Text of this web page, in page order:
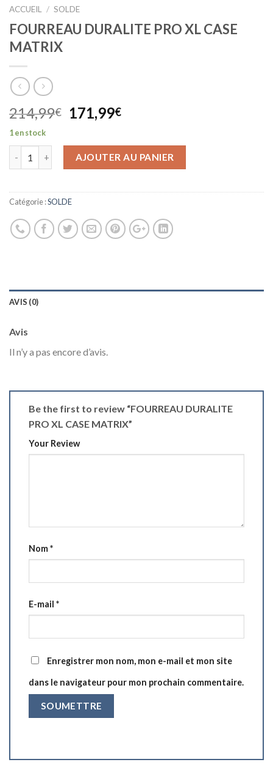
ACCUEIL / SOLDE
FOURREAU DURALITE PRO XL CASE
MATRIX
214,99€
Le
initial
était :
214,99€.
171,99€Le
actuel
est :
171,99€.
1 en stock
AJOUTER AU PANIER
Catégorie :SOLDE
AVIS (0)
Avis
Il n’y a pas encore d’avis.
Be the first to review “FOURREAU DURALITE
PRO XL CASE MATRIX”
Your Review
Nom*
E-mail *
Enregistrer mon nom, mon e-mail et mon site
dans le navigateur pour mon prochain commentaire.